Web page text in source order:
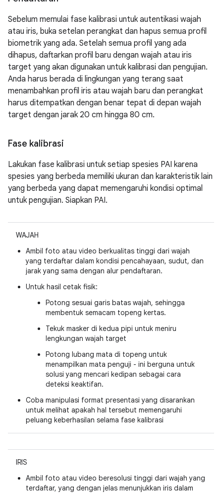
Sebelum memulai fase kalibrasi untuk autentikasi wajah
atau iris, buka setelan perangkat dan hapus semua profil
biometrik yang ada. Setelah semua profil yang ada
dihapus, daftarkan profil baru dengan wajah atau iris
target yang akan digunakan untuk kalibrasi dan pengujian.
Anda harus berada di lingkungan yang terang saat
menambahkan profil iris atau wajah baru dan perangkat
harus ditempatkan dengan benar tepat di depan wajah
target dengan jarak 20 cm hingga 80 cm.
Fase kalibrasi
Lakukan fase kalibrasi untuk setiap spesies PAI karena
spesies yang berbeda memiliki ukuran dan karakteristik lain
yang berbeda yang dapat memengaruhi kondisi optimal
untuk pengujian. Siapkan PAI.
WAJAH
Ambil foto atau video berkualitas tinggi dari wajah
yang terdaftar dalam kondisi pencahayaan, sudut, dan
jarak yang sama dengan alur pendaftaran.
Untuk hasil cetak fisik:
Potong sesuai garis batas wajah, sehingga
membentuk semacam topeng kertas.
Tekuk masker di kedua pipi untuk meniru
lengkungan wajah target
Potong lubang mata di topeng untuk
menampilkan mata penguji - ini berguna untuk
solusi yang mencari kedipan sebagai cara
deteksi keaktifan.
Coba manipulasi format presentasi yang disarankan
untuk melihat apakah hal tersebut memengaruhi
peluang keberhasilan selama fase kalibrasi
IRIS
Ambil foto atau video beresolusi tinggi dari wajah yang
terdaftar, yang dengan jelas menunjukkan iris dalam